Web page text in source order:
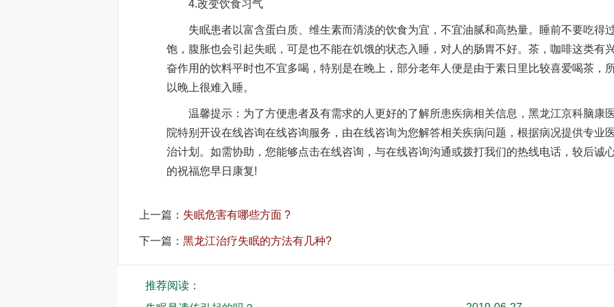
4.改变饮食习气
失眠患者以富含蛋白质、维生素而清淡的饮食为宜，不宜油腻和高热量。睡前不要吃得
饱，腹胀也会引起失眠，可是也不能在饥饿的状态入睡，对人的肠胃不好。茶，咖啡这类有
奋作用的饮料平时也不宜多喝，特别是在晚上，部分老年人便是由于素日里比较喜爱喝茶，
以晚上很难入睡。
温馨提示：为了方便患者及有需求的人更好的了解所患疾病相关信息，黑龙江京科脑康
院特别开设在线咨询在线咨询服务，由在线咨询为您解答相关疾病问题，根据病况提供专业
治计划。如需协助，您能够点击在线咨询，与在线咨询沟通或拨打我们的热线电话，较后诚
的祝福您早日康复!
上一篇： 失眠危害有哪些方面 ?
下一篇： 黑龙江治疗失眠的方法有几种?
推荐阅读：